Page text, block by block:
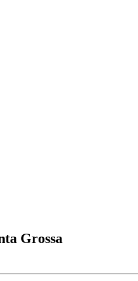
Grossa